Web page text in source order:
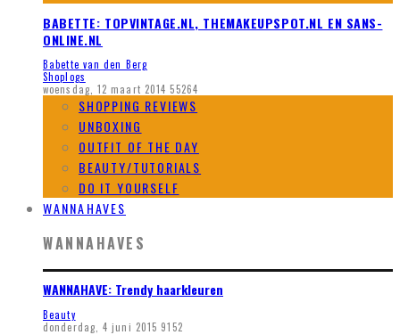
BABETTE: TOPVINTAGE.NL, THEMAKEUPSPOT.NL EN SANS-
ONLINE.NL
Babette van den Berg
Shoplogs
woensdag, 12 maart 2014 55264
SHOPPING REVIEWS
UNBOXING
OUTFIT OF THE DAY
BEAUTY/TUTORIALS
DO IT YOURSELF
WANNAHAVES
WANNAHAVES
WANNAHAVE: Trendy haarkleuren
Beauty
donderdag, 4 juni 2015 9152